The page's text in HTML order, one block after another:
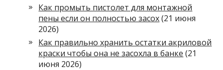
Как промыть пистолет для монтажной
пены если он полностью засох (21 июня
2026)
Как правильно хранить остатки акриловой
краски чтобы она не засохла в банке (21
июня 2026)